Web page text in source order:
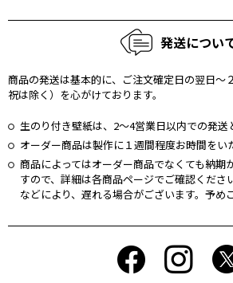
発送につい
商品の発送は基本的に、ご注文確定日の翌日〜
祝は除く）を⼼がけております。
生のり付き壁紙は、2〜4営業日以内での発送
オーダー商品は製作に１週間程度お時間をい
商品によってはオーダー商品でなくても納期
すので、詳細は各商品ページでご確認くださ
などにより、遅れる場合がございます。予め